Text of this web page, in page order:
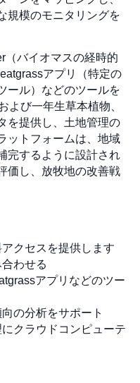
規模のモニタリングを
（バイオマスの経時的
アプリ（特定の
ール）などのツールを
よび一年生草本植物、
を提供し、土地管理の
ットフォームは、地域
完するように設計され
価し、放牧地の改善戦
クセスを提供します
わせる
アプリなどのツー
の分析をサポート
クラウドコンピューテ